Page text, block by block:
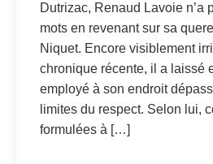
Dutrizac, Renaud Lavoie n’a
mots en revenant sur sa
Niquet. Encore visiblement
chronique récente, il a laissé
employé à son endroit
limites du respect. Selon lui,
formulées à […]